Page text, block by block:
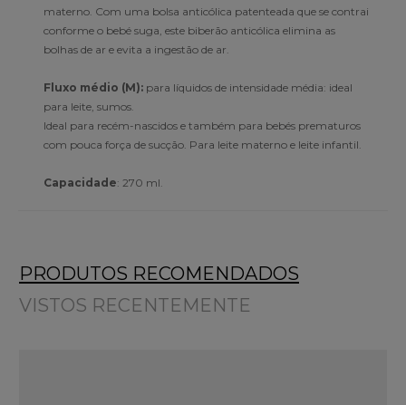
materno. Com uma bolsa anticólica patenteada que se contrai
conforme o bebé suga, este biberão anticólica elimina as
bolhas de ar e evita a ingestão de ar.
Fluxo médio (M): para líquidos de intensidade média: ideal
para leite, sumos.
Ideal para recém-nascidos e também para bebés prematuros
com pouca força de sucção. Para leite materno e leite infantil.
Capacidade: 270 ml.
PRODUTOS RECOMENDADOS
VISTOS RECENTEMENTE